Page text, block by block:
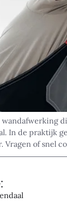
wandafwerking
In de praktijk
Vragen of snel